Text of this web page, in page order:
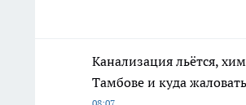
Канализация льётся,
Тамбове и куда